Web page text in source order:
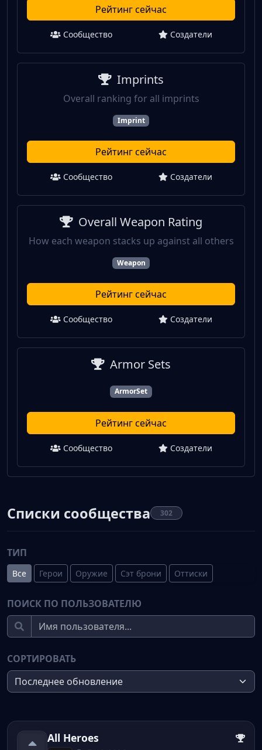
Рейтинг сейчас
Сообщество Создатели
Imprints
Overall ranking for all imprints
Imprint
Рейтинг сейчас
Сообщество Создатели
Overall Weapon Rating
How each weapon stacks up against all others
Weapon
Рейтинг сейчас
Сообщество Создатели
Armor Sets
ArmorSet
Рейтинг сейчас
Сообщество Создатели
Списки сообщества 302
ТИП
Все Герои Оружие Сэт брони Оттиски
ПОИСК ПО ПОЛЬЗОВАТЕЛЮ
СОРТИРОВАТЬ
All Heroes